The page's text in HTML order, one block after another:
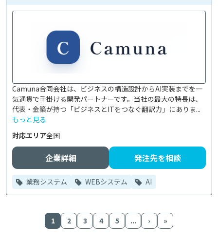
Camuna合同会社は、ビジネスの構造設計からAI実装までを一
気通貫で手掛ける開発パートナーです。当社の最大の特長は、
代表・金築が持つ「ビジネスとITをつなぐ翻訳力」にありま...
もっと見る
対応エリア全国
企業詳細 発注先を相談
業務システム WEBシステム AI
1 2 3 4 5 ... › »